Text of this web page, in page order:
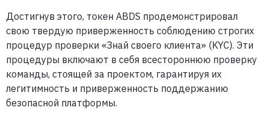
Достигнув этого, токен ABDS продемонстрировал
свою твердую приверженность соблюдению строгих
процедур проверки «Знай своего клиента» (KYC). Эти
процедуры включают в себя всестороннюю проверку
команды, стоящей за проектом, гарантируя их
легитимность и приверженность поддержанию
безопасной платформы.